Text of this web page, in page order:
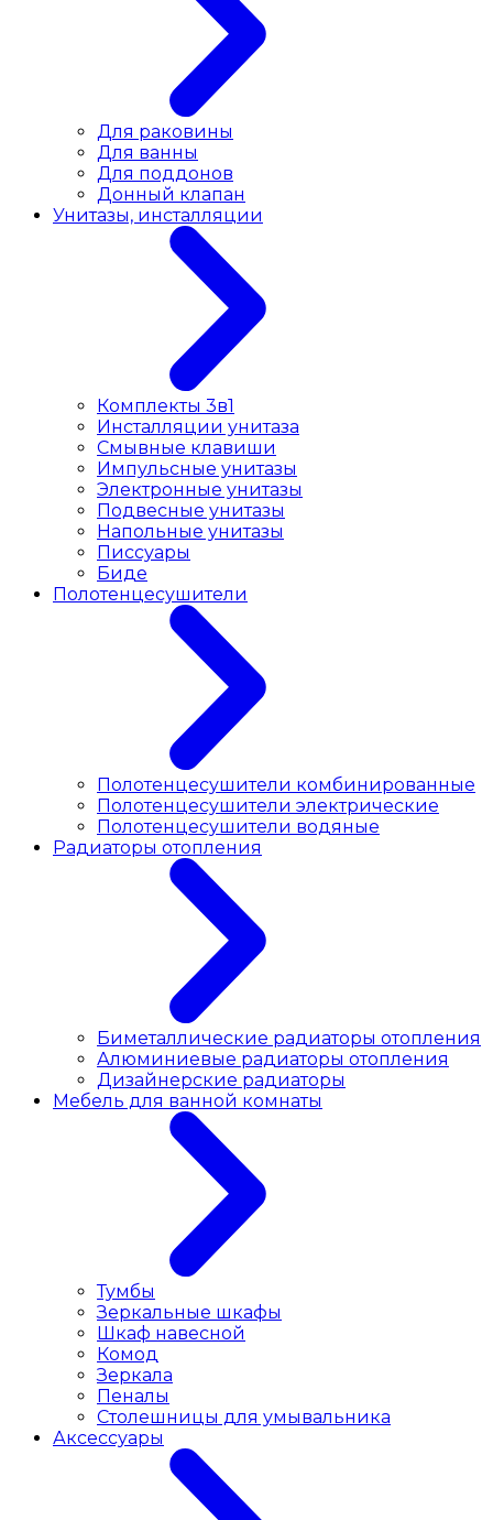
Для раковины
Для ванны
Для поддонов
Донный клапан
Унитазы, инсталляции
Комплекты 3в1
Инсталляции унитаза
Смывные клавиши
Импульсные унитазы
Электронные унитазы
Подвесные унитазы
Напольные унитазы
Писсуары
Биде
Полотенцесушители
Полотенцесушители комбинированные
Полотенцесушители электрические
Полотенцесушители водяные
Радиаторы отопления
Биметаллические радиаторы отопления
Алюминиевые радиаторы отопления
Дизайнерские радиаторы
Мебель для ванной комнаты
Тумбы
Зеркальные шкафы
Шкаф навесной
Комод
Зеркала
Пеналы
Столешницы для умывальника
Аксессуары